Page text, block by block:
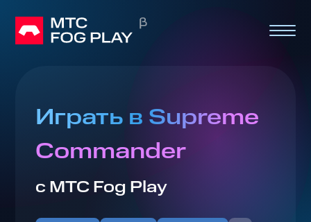
Играть в Supreme
Commander
с МТС Fog Play